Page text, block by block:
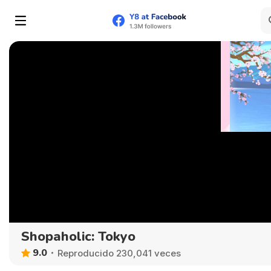
Shopaholic: Tokyo
9.0 Reproducido 230,041 veces